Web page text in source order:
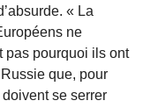
« La
ne
pas pourquoi ils ont
que, pour
doivent se serrer